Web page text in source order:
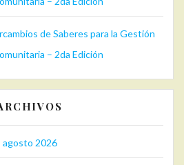
de Saberes para la Gestión
– 2da Edición
agosto 2026